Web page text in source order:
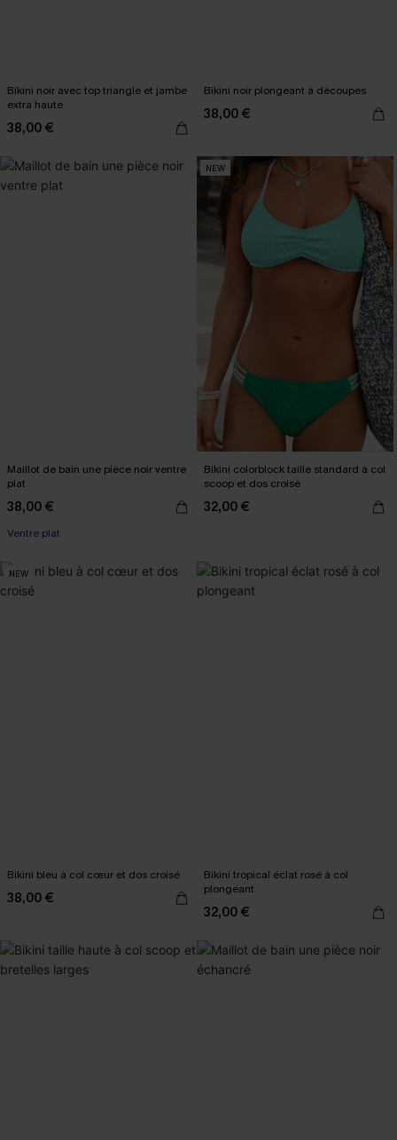
Bikini noir avec top triangle et jambe
extra haute
38,00 €
Bikini noir plongeant à découpes
38,00 €
Maillot de bain une pièce noir ventre
plat
38,00 €
Ventre plat
NEW
Bikini colorblock taille standard à col
scoop et dos croisé
32,00 €
NEW
Bikini bleu à col cœur et dos croisé
38,00 €
Bikini tropical éclat rosé à col
plongeant
32,00 €